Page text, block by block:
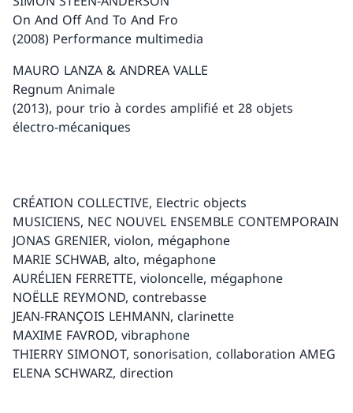
On And Off And To And Fro
(2008) Performance multimedia
MAURO LANZA & ANDREA VALLE
Regnum Animale
(2013), pour trio à cordes amplifié et 28 objets
électro-mécaniques
CRÉATION COLLECTIVE, Electric objects
MUSICIENS, NEC NOUVEL ENSEMBLE CONTEMPORAIN
JONAS GRENIER, violon, mégaphone
MARIE SCHWAB, alto, mégaphone
AURÉLIEN FERRETTE, violoncelle, mégaphone
NOËLLE REYMOND, contrebasse
JEAN-FRANÇOIS LEHMANN, clarinette
MAXIME FAVROD, vibraphone
THIERRY SIMONOT, sonorisation, collaboration AMEG
ELENA SCHWARZ, direction